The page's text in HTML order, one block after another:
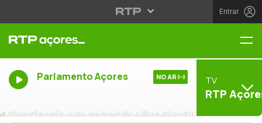
Entrar
Parlamento Açores NO AR TV
RTP